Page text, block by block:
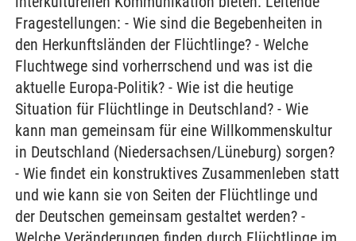
Fragestellungen: - Wie sind die Begebenheiten in
den Herkunftsländen der Flüchtlinge? - Welche
Fluchtwege sind vorherrschend und was ist die
aktuelle Europa-Politik? - Wie ist die heutige
Situation für Flüchtlinge in Deutschland? - Wie
kann man gemeinsam für eine Willkommenskultur
in Deutschland (Niedersachsen/Lüneburg) sorgen?
- Wie findet ein konstruktives Zusammenleben statt
und wie kann sie von Seiten der Flüchtlinge und
der Deutschen gemeinsam gestaltet werden? -